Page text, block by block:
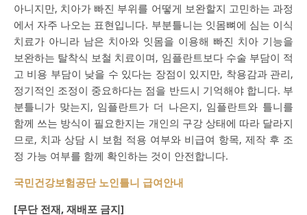
아니지만, 치아가 빠진 부위를 어떻게 보완할지 고민하는 과정
에서 자주 나오는 표현입니다. 부분틀니는 잇몸뼈에 심는 이식
치료가 아니라 남은 치아와 잇몸을 이용해 빠진 치아 기능을
보완하는 탈착식 보철 치료이며, 임플란트보다 수술 부담이 적
고 비용 부담이 낮을 수 있다는 장점이 있지만, 착용감과 관리,
정기적인 조정이 중요하다는 점을 반드시 기억해야 합니다. 부
분틀니가 맞는지, 임플란트가 더 나은지, 임플란트와 틀니를
함께 쓰는 방식이 필요한지는 개인의 구강 상태에 따라 달라지
므로, 치과 상담 시 보험 적용 여부와 비급여 항목, 제작 후 조
정 가능 여부를 함께 확인하는 것이 안전합니다.
국민건강보험공단 노인틀니 급여안내
[무단 전재, 재배포 금지]